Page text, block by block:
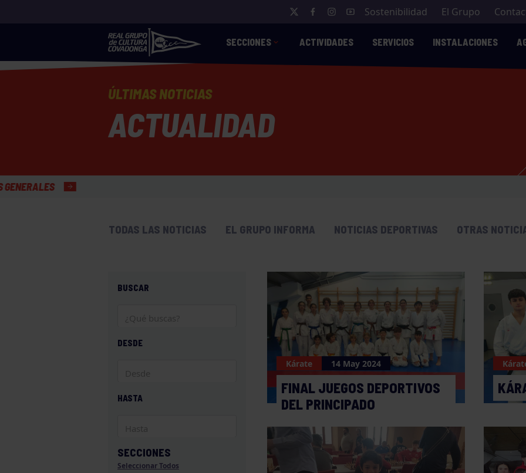
Sostenibilidad El Grupo
SECCIONES ACTIVIDADES SERVICIOS INSTALACIONES
ÚLTIMAS NOTICIAS
ACTUALIDAD
TODAS LAS NOTICIAS EL GRUPO INFORMA NOTICIAS DEPORTIVAS OTRAS
BUSCAR
DESDE
HASTA
SECCIONES
Seleccionar Todos
Kárate 14 May 2024
FINAL JUEGOS DEPORTIVOS
DEL PRINCIPADO